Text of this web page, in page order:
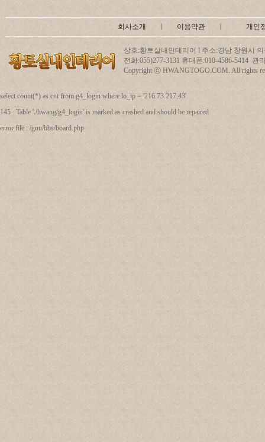
회사소개 이용약관 개인
상호:황토실내인테리어 l 주소:경남 창원시
전화:055)277-3131 휴대폰:010-4586-5414 관
Copyright ⓒ HWANGTOGO.COM. All rights
select count(*) as cnt from g4_login where lo_ip = '216.73.217.43'
145 : Table './hwang/g4_login' is marked as crashed and should be repaired
error file : /gnu/bbs/board.php